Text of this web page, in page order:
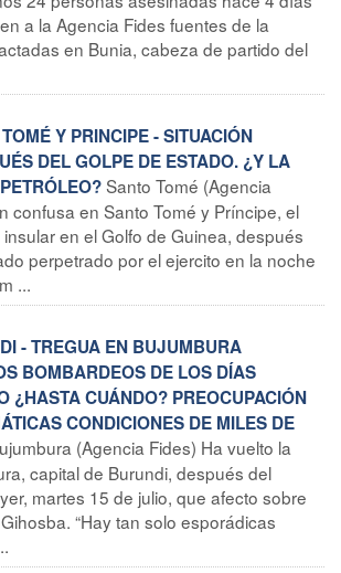
a la Agencia Fides fuentes de la
en Bunia, cabeza de partido del
Y PRINCIPE - SITUACIÓN
DEL GOLPE DE ESTADO. ¿Y LA
Santo Tomé (Agencia
confusa en Santo Tomé y Príncipe, el
en el Golfo de Guinea, después
perpetrado por el ejercito en la noche
...
- TREGUA EN BUJUMBURA
BOMBARDEOS DE LOS DÍAS
¿HASTA CUÁNDO? PREOCUPACIÓN
CONDICIONES DE MILES DE
(Agencia Fides) Ha vuelto la
capital de Burundi, después del
martes 15 de julio, que afecto sobre
“Hay tan solo esporádicas